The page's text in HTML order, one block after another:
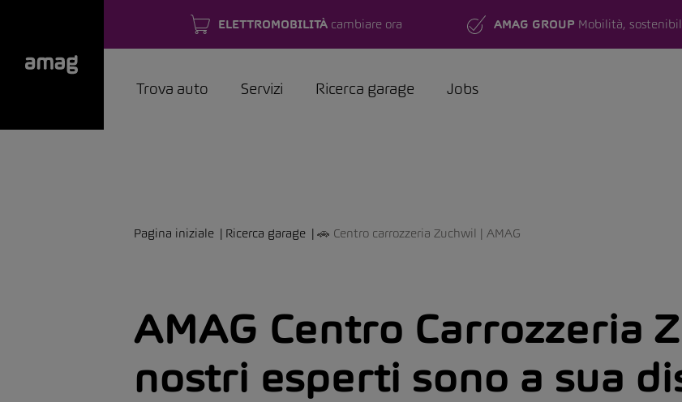
ELETTROMOBILITÀcambiare ora AMAG GROUP Mobilità,
Trova auto Servizi Ricerca garage Jobs
Pagina iniziale Ricerca garage 🚗 Centro carrozzeria Zuchwil | AMAG
AMAG Centro Carrozzeria
nostri esperti sono a sua